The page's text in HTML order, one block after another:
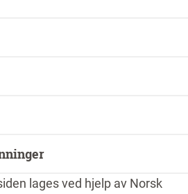
lages ved hjelp av Norsk